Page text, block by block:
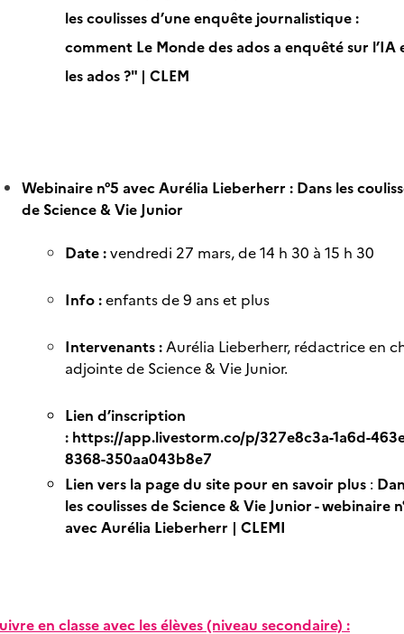
les coulisses d’une enquête journalistique :
comment Le Monde des ados a enquêté sur l’IA
les ados ?" | CLEM
Webinaire n°5 avec Aurélia Lieberherr : Dans les
de Science & Vie Junior
Date :vendredi 27 mars, de 14 h 30 à 15 h 30
Info :enfants de 9 ans et plus
Intervenants :Aurélia Lieberherr, rédactrice en
adjointe de Science & Vie Junior.
Lien d’inscription
: https://app.livestorm.co/p/327e8c3a-1a6d-
8368-350aa043b8e7
Lien vers la page du site pour en savoir plus :
les coulisses de Science & Vie Junior - webinaire
avec Aurélia Lieberherr | CLEMI
en classe avec les élèves (niveau secondaire) :